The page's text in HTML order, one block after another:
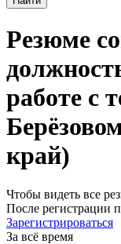
Резюме
работе с
край)
Чтобы видеть все
После регистрации
Зарегистрироваться
За всё время